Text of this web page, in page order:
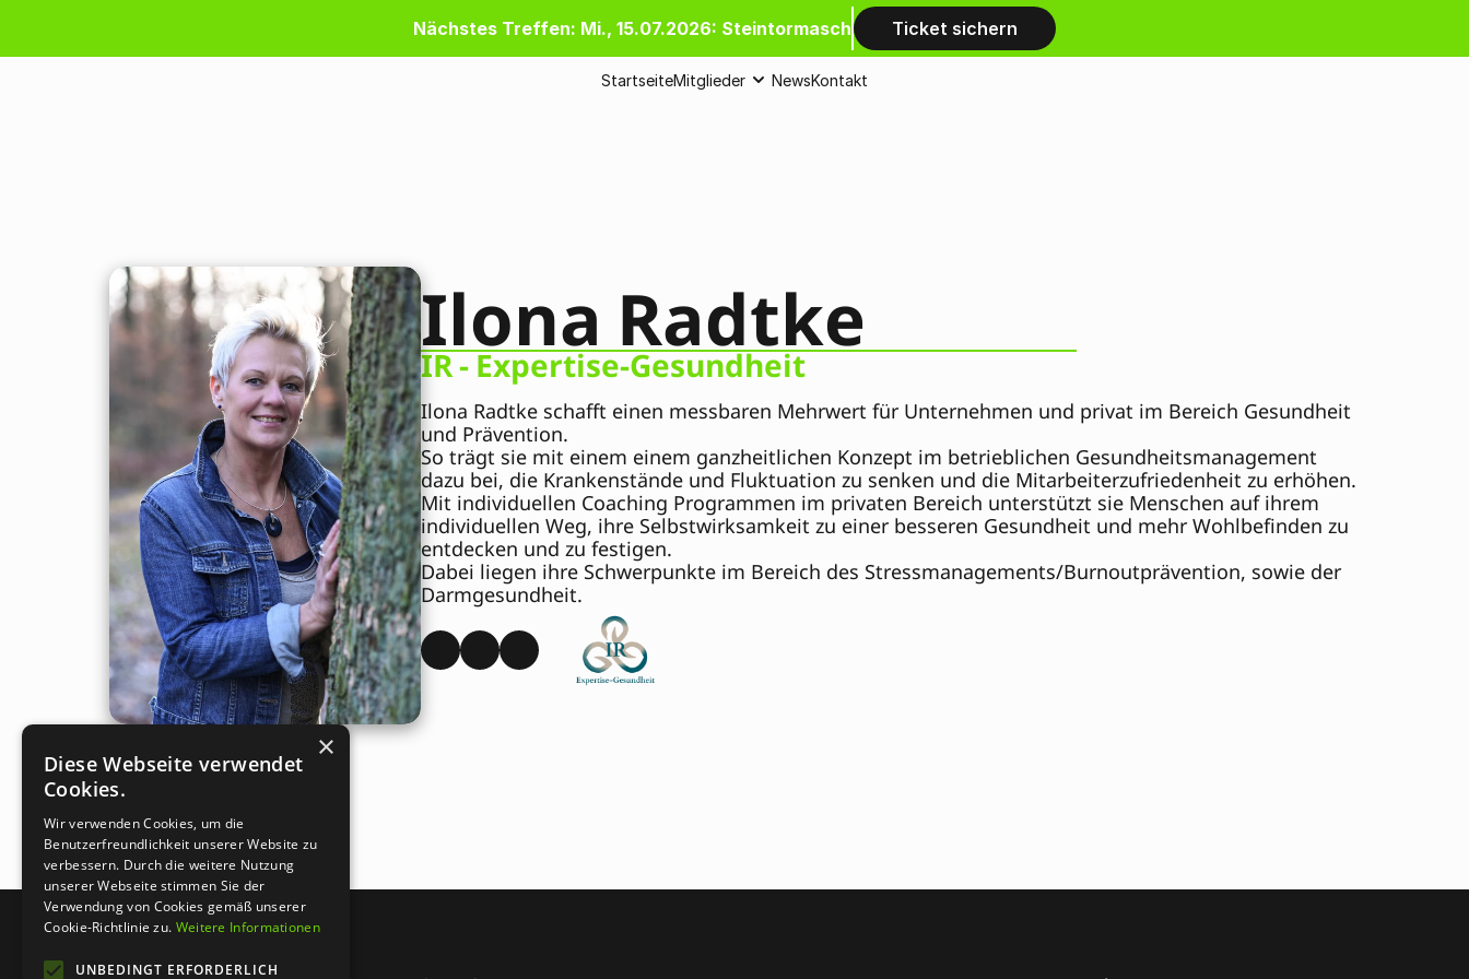
Nächstes Treffen: Mi., 15.07.2026: Steintormasch Ticket sichern
StartseiteMitglieder NewsKontakt
Ilona Radtke
IR - Expertise-Gesundheit
Ilona Radtke schafft einen messbaren Mehrwert für Unternehmen und privat im Bereich Gesundheit
und Prävention.
So trägt sie mit einem einem ganzheitlichen Konzept im betrieblichen Gesundheitsmanagement
dazu bei, die Krankenstände und Fluktuation zu senken und die Mitarbeiterzufriedenheit zu erhöhen.
Mit individuellen Coaching Programmen im privaten Bereich unterstützt sie Menschen auf ihrem
individuellen Weg, ihre Selbstwirksamkeit zu einer besseren Gesundheit und mehr Wohlbefinden zu
entdecken und zu festigen.
Dabei liegen ihre Schwerpunkte im Bereich des Stressmanagements/Burnoutprävention, sowie der
Darmgesundheit.
×
Diese Webseite verwendet
Cookies.
Wir verwenden Cookies, um die
Benutzerfreundlichkeit unserer Website zu
verbessern. Durch die weitere Nutzung
unserer Webseite stimmen Sie der
Verwendung von Cookies gemäß unserer
Cookie-Richtlinie zu. Weitere Informationen
UNBEDINGT ERFORDERLICH